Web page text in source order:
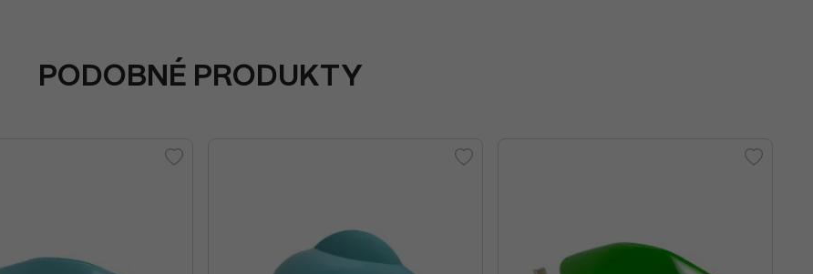
PODOBNÉ PRODUKTY